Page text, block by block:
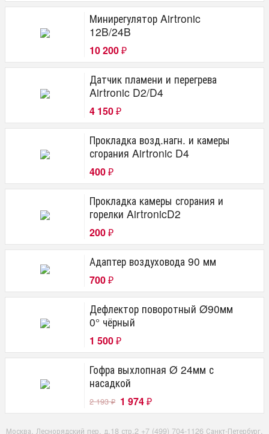
Минирегулятор Airtronic
12B/24B
10 200 ₽
Датчик пламени и перегрева
Airtronic D2/D4
4 150 ₽
Прокладка возд.нагн. и камеры
сгорания Airtronic D4
400 ₽
Прокладка камеры сгорания и
горелки AirtronicD2
200 ₽
Адаптер воздуховода 90 мм
700 ₽
Дефлектор поворотный Ø90мм
0° чёрный
1 500 ₽
Гофра выхлопная Ø 24мм с
насадкой
2 193₽ 1 974 ₽
Москва, Леснорядский пер, д.18 стр.2 +7 (499) 704-1126 Санкт-Петербург,